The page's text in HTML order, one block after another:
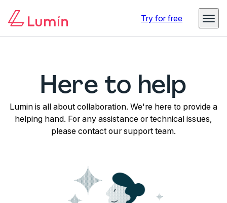
Try for free
Here to help
Lumin is all about collaboration. We're here to provide a
helping hand. For any assistance or technical issues,
please contact our support team.